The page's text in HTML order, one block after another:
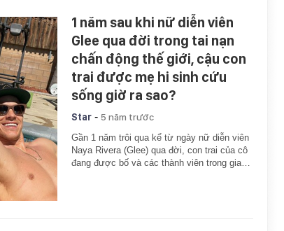
1 năm sau khi nữ diễn viên
Glee qua đời trong tai nạn
chấn động thế giới, cậu con
trai được mẹ hi sinh cứu
sống giờ ra sao?
Star - 5 năm trước
Gần 1 năm trôi qua kể từ ngày nữ diễn viên
Naya Rivera (Glee) qua đời, con trai của cô
đang được bố và các thành viên trong gia…